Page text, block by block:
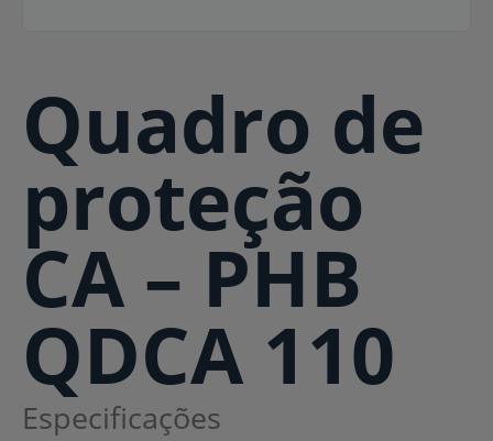
Quadro de
proteção
CA – PHB
QDCA 110
Especificações